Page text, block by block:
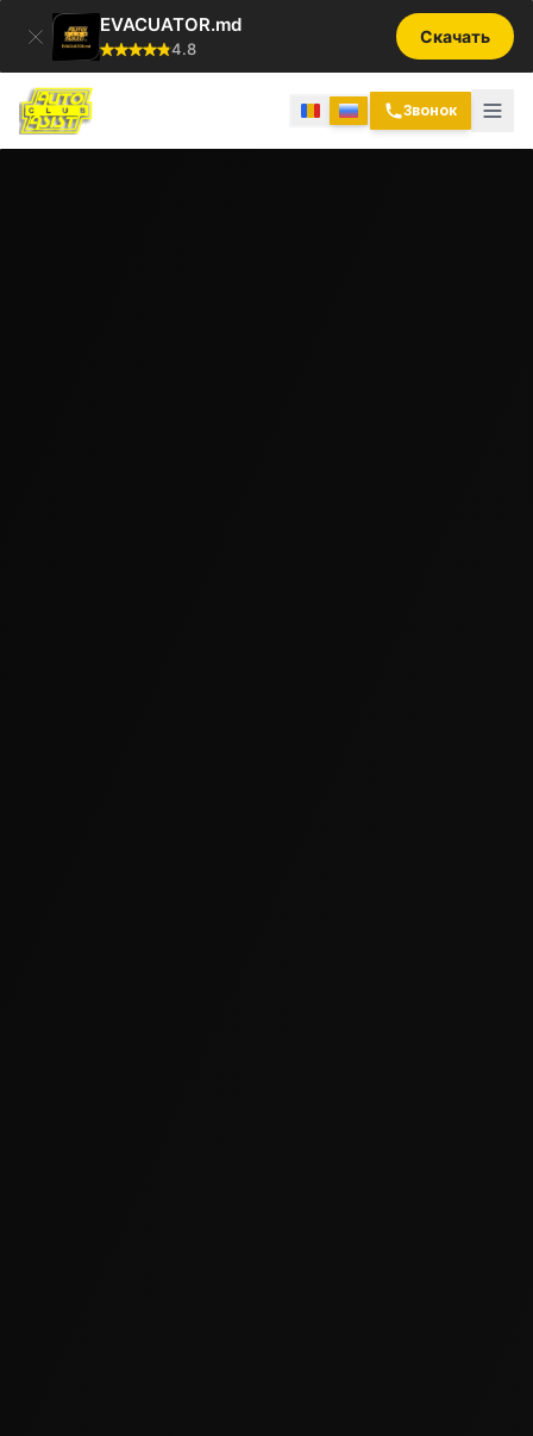
EVACUATOR.md
4.8
Скачать
Звонок